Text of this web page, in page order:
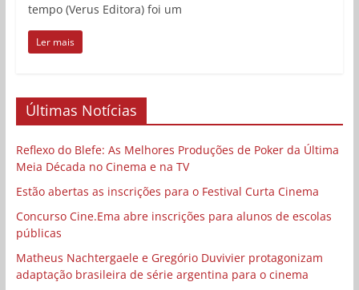
tempo (Verus Editora) foi um
Ler mais
Últimas Notícias
Reflexo do Blefe: As Melhores Produções de Poker da Última
Meia Década no Cinema e na TV
Estão abertas as inscrições para o Festival Curta Cinema
Concurso Cine.Ema abre inscrições para alunos de escolas
públicas
Matheus Nachtergaele e Gregório Duvivier protagonizam
adaptação brasileira de série argentina para o cinema